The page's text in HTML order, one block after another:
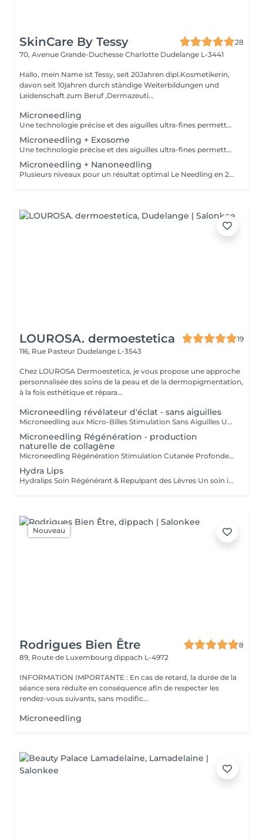
SkinCare By Tessy
28
70, Avenue Grande-Duchesse Charlotte Dudelange L-3441
Hallo, mein Name ist Tessy, seit 20Jahren dipl.Kosmetikerin,
davon seit 10jahren durch ständige Weiterbildungen und
Leidenschaft zum Beruf ,Dermazeuti...
Microneedling
Une technologie précise et des aiguilles ultra-fines permettent un traitement doux pour la peau avec des résultats parfaits. Le microneedling stimule le collagène de la peau pour favoriser le processus de régénération et la reconstruction des tissus dans les couches profondes, - raffermissement de la peau - réduction des rides - rajeunissement de la peau - amélioration de la peau vasculaire et des tissus - peau impure - contre l'hyperpigmentation et les cicatrices - affinement des pores
Microneedling + Exosome
Une technologie précise et des aiguilles ultra-fines permettent un traitement doux pour la peau avec des résultats parfaits. Le microneedling stimule le collagène de la peau pour favoriser le processus de régénération et la reconstruction des tissus dans les couches profondes, - raffermissement de la peau - réduction des rides - rajeunissement de la peau - amélioration de la peau vasculaire et des tissus - peau impure - contre l'hyperpigmentation et les cicatrices - affinement des pores
Microneedling + Nanoneedling
Plusieurs niveaux pour un résultat optimal Le Needling en 2 phases agit à différents niveaux de la peau. Absorption parfaite des sérums précieux et stimulation des couches profondes de la peau. Encore plus efficace contre les rides, la perte de contour, les imperfections cutanées et l'hyperpigmentation. AHA Acides alpha-hydroxy - Renouvellement cellulaire - Affinement du grain de peau - Atténuation de l'acné - Réduction des troubles pigmentaires - Amélioration de la profondeur des rides
LOUROSA. dermoestetica
19
116, Rue Pasteur Dudelange L-3543
Chez LOUROSA Dermoestetica, je vous propose une approche
personnalisée des soins de la peau et de la dermopigmentation,
à la fois esthétique et répara...
Microneedling révélateur d'éclat - sans aiguilles
Microneedling aux Micro-Billes Stimulation Sans Aiguilles Une technologie innovante pour stimuler la peau en douceur, sans perforation. Ce soin nouvelle génération s'inspire du microneedling traditionnel, tout en proposant une approche différente : ici, il n'y a pas d'aiguilles, mais des micro-billes (spicules d'origine naturelle) qui viennent stimuler la peau de manière mécanique. Ces micro-structures agissent en surface en créant une micro-stimulation contrôlée, activant les mécanismes naturels de régénération cutanée, sans provoquer de micro-perforations profondes. Au contact de la peau, elles permettent : * de stimuler les fibroblastes * d'encourager la production de collagène et d'élastine * d'améliorer progressivement la texture et la qualité de la peau * de favoriser la pénétration des actifs appliqués Ce soin agit également comme une exfoliation active, permettant d'affiner le grain de peau et de raviver l'éclat du teint. Contrairement au microneedling classique, la sensation est plus superficielle, avec un effet légèrement picotant temporaire dû à l'action des micro-billes. Ce traitement est particulièrement adapté pour : * les peaux sensibles ou réactives * les personnes ne souhaitant pas de technique avec aiguilles * améliorer l'éclat, la texture et la qualité de peau en douceur Idéal en alternative douce au microneedling traditionnel, pour une peau stimulée, lissée et revitalisée sans effraction cutanée.
Microneedling Régénération - production
naturelle de collagène
Microneedling Régénération Stimulation Cutanée Profonde Un traitement avancé pour relancer les mécanismes naturels de régénération de la peau. Le microneedling régénération est un soin plus ciblé, visant à stimuler intensément les processus naturels de réparation cutanée. Par la création de micro-lésions contrôlées, ce traitement active la réponse biologique de la peau. Cette stimulation entraîne : * l'activation des fibroblastes * la production de collagène et d'élastine * la restructuration progressive du tissu cutané Ce soin permet d'améliorer visiblement : * les irrégularités du grain de peau * les cicatrices (notamment post-acné) * les signes de l'âge (rides, relâchement) * la fermeté et la qualité globale de la peau L'intensité est adaptée en fonction de votre peau et de vos objectifs, dans une approche progressive et sécurisée. Une légère rougeur peut apparaître après le soin, témoignant de l'activation des mécanismes de régénération. Idéal en cure pour des résultats profonds, durables et visibles sur la qualité de la peau.
Hydra Lips
Hydralips Soin Régénérant & Repulpant des Lèvres Un soin intensif pour hydrater, lisser et sublimer naturellement les lèvres. Le Hydralips est un traitement esthétique utilisant une technique de micro-stimulation douce avec aiguilles, spécialement conçue pour la zone délicate des lèvres. Cette méthode permet de créer de micro-canaux contrôlés afin de favoriser la pénétration d'actifs hydratants et régénérants. Grâce à cette stimulation ciblée, la peau des lèvres est activée en douceur pour relancer ses mécanismes naturels de régénération. Ce soin permet de : * hydrater en profondeur la zone labiale * améliorer la texture et la souplesse des lèvres * stimuler la microcirculation pour un effet bonne mine * apporter un effet repulpant naturel et subtil * raviver l'éclat des lèvres ternes ou déshydratées Contrairement aux injections, le Hydralips ne modifie pas la structure des lèvres mais agit sur la qualité de la peau, pour un rendu frais, naturel et harmonieux. Une légère sensibilité ou rougeur peut apparaître immédiatement après le soin, disparaissant rapidement. Idéal pour celles et ceux qui souhaitent des lèvres plus lisses, hydratées et visiblement revitalisées sans recours aux techniques injectables.
Nouveau
Rodrigues Bien Être
8
89, Route de Luxembourg dippach L-4972
INFORMATION IMPORTANTE : En cas de retard, la durée de la
séance sera réduite en conséquence afin de respecter les
rendez-vous suivants, sans modific...
Microneedling